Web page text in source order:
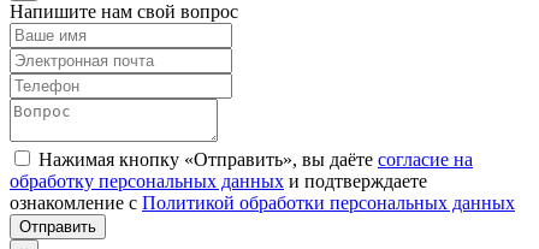
Напишите нам свой вопрос
Нажимая кнопку «Отправить», вы даёте согласие на
обработку персональных данных и подтверждаете
ознакомление с Политикой обработки персональных данных